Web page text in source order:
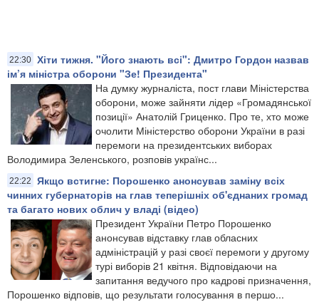
22:30 Хіти тижня. "Його знають всі": Дмитро Гордон назвав
ім’я міністра оборони "Зе! Президента"
На думку журналіста, пост глави Міністерства
оборони, може зайняти лідер «Громадянської
позиції» Анатолій Гриценко. Про те, хто може
очолити Міністерство оборони України в разі
перемоги на президентських виборах
Володимира Зеленського, розповів українс...
22:22
Якщо встигне: Порошенко анонсував заміну всіх
чинних губернаторів на глав теперішніх об'єднаних громад
та багато нових облич у владі (відео)
​Президент України Петро Порошенко
анонсував відставку глав обласних
адміністрацій у разі своєї перемоги у другому
турі виборів 21 квітня. Відповідаючи на
запитання ведучого про кадрові призначення,
Порошенко відповів, що результати голосування в першо...